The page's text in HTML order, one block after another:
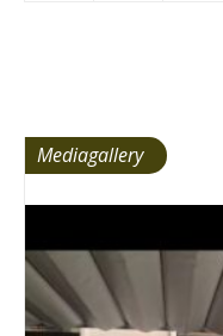
Mediagallery